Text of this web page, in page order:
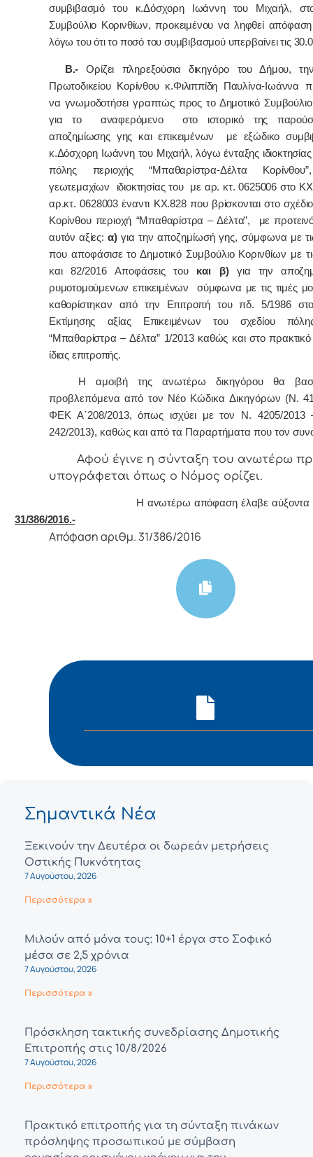
συμβιβασμό του κ.Δόσχορη Ιωάννη του Μιχαήλ,
Συμβούλιο Κορινθίων, προκειμένου να ληφθεί
λόγω του ότι το ποσό του συμβιβασμού υπερβαίνει τις
Β.- Ορίζει πληρεξούσια δικηγόρο του Δήμου,
Πρωτοδικείου Κορίνθου κ.Φιλιππίδη Παυλίνα-Ιωάννα
να γνωμοδοτήσει γραπτώς προς το Δημοτικό
για το αναφερόμενο στο ιστορικό της
αποζημίωσης γης και επικειμένων με εξώδικο
κ.Δόσχορη Ιωάννη του Μιχαήλ, λόγω ένταξης ιδιοκτησίας
πόλης περιοχής “Μπαθαρίστρα-Δέλτα
γεωτεμαχίων ιδιοκτησίας του με αρ. κτ. 0625006 στο
αρ.κτ. 0628003 έναντι ΚΧ.828 που βρίσκονται στο
Κορίνθου περιοχή “Μπαθαρίστρα – Δέλτα”, με
αυτόν αξίες: α) για την αποζημίωσή γης, σύμφωνα με
που αποφάσισε το Δημοτικό Συμβούλιο Κορινθίων με
και 82/2016 Αποφάσεις του και β) για την
ρυμοτομούμενων επικειμένων σύμφωνα με τις τιμές
καθορίστηκαν από την Επιτροπή του πδ. 5/1986
Εκτίμησης αξίας Επικειμένων του σχεδίου
“Μπαθαρίστρα – Δέλτα” 1/2013 καθώς και στο
ίδιας επιτροπής.
Η αμοιβή της ανωτέρω δικηγόρου θα
προβλεπόμενα από τον Νέο Κώδικα Δικηγόρων (Ν.
ΦΕΚ Α΄208/2013, όπως ισχύει με τον Ν. 4205/
242/2013), καθώς και από τα Παραρτήματα που τον
Αφoύ έγιvε η σύvταξη τoυ αvωτέρω
υπoγράφεται όπως o Νόμoς oρίζει.
Η αvωτέρω απόφαση έλαβε αύξοντα
31/386/2016.-
Απόφαση αριθμ. 31/386/2016
Σημαντικά Νέα
Ξεκινούν την Δευτέρα οι δωρεάν μετρήσεις
Οστικής Πυκνότητας
7 Αυγούστου, 2026
Περισσότερα »
Μιλούν από μόνα τους: 10+1 έργα στο Σοφικό
μέσα σε 2,5 χρόνια
7 Αυγούστου, 2026
Περισσότερα »
Πρόσκληση τακτικής συνεδρίασης Δημοτικής
Επιτροπής στις 10/8/2026
7 Αυγούστου, 2026
Περισσότερα »
Πρακτικό επιτροπής για τη σύνταξη πινάκων
πρόσληψης προσωπικού με σύμβαση